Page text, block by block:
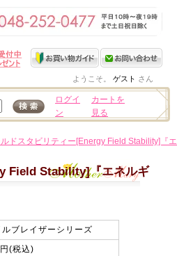
ようこそ。 ゲスト さん
ログイ
ン
カートを
見る
ドスタビリティー[Energy Field Stability]『エ
Field Stability]『エネルギ
ルブレイザーシリーズ
(税込)